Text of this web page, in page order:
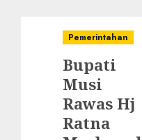
Pemerintahan
Bupati
Musi
Rawas Hj
Ratna